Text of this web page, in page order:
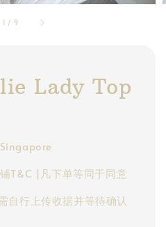
1 / 9
Lady Top
T&C |凡下单等同于同意
自行上传收据并等待确认